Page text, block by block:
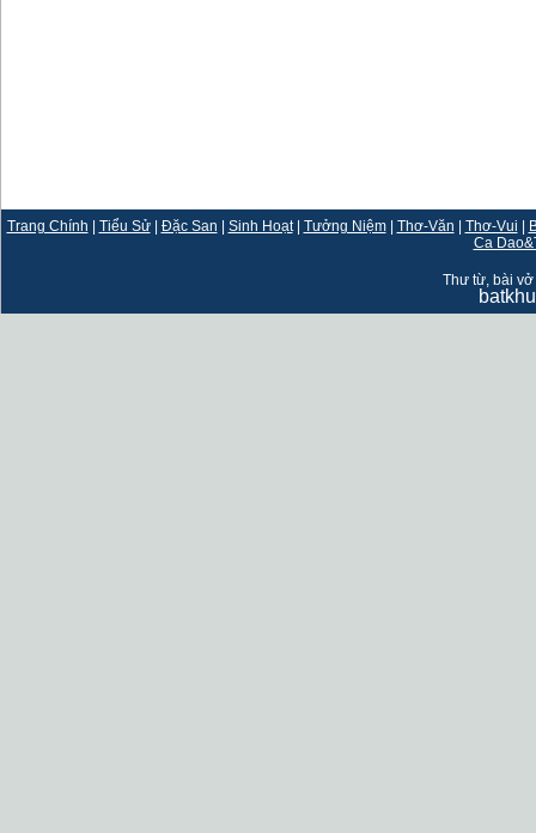
Trang Chính Tiểu Sử| Đặc San Sinh Hoạt| Tưởng Niệm| Thơ-Văn Thơ-Vui
Ca
Thư từ, bài vở